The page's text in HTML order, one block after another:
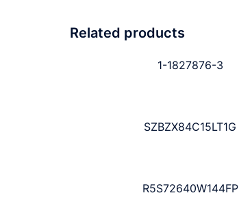
Related products
1-1827876-3
SZBZX84C15LT1G
R5S72640W144FP